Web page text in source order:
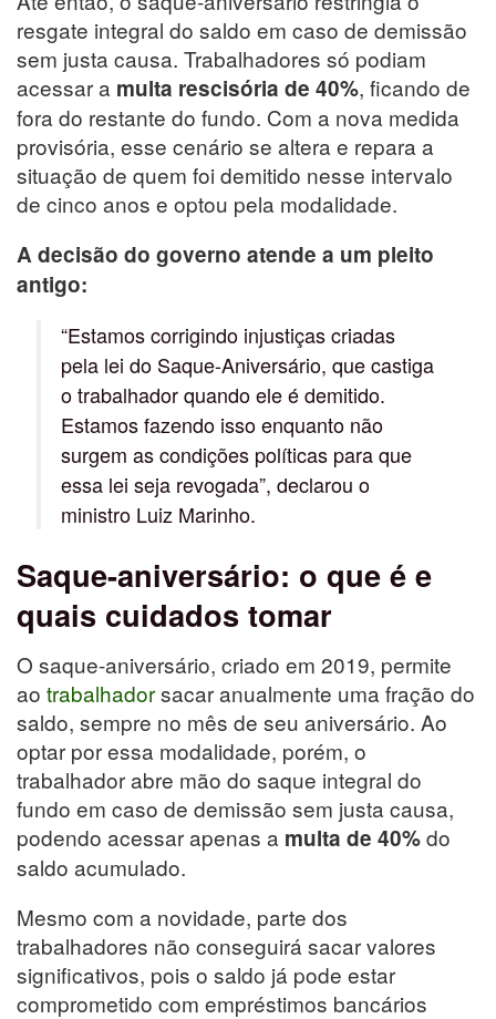
resgate integral do saldo em caso de demissão
sem justa causa. Trabalhadores só podiam
acessar a multa rescisória de 40%, ficando de
fora do restante do fundo. Com a nova medida
provisória, esse cenário se altera e repara a
situação de quem foi demitido nesse intervalo
de cinco anos e optou pela modalidade.
A decisão do governo atende a um pleito
antigo:
“Estamos corrigindo injustiças criadas
pela lei do Saque-Aniversário, que castiga
o trabalhador quando ele é demitido.
Estamos fazendo isso enquanto não
surgem as condições políticas para que
essa lei seja revogada”, declarou o
ministro Luiz Marinho.
Saque-aniversário: o que é e
quais cuidados tomar
O saque-aniversário, criado em 2019, permite
ao trabalhadorsacar anualmente uma fração do
saldo, sempre no mês de seu aniversário. Ao
optar por essa modalidade, porém, o
trabalhador abre mão do saque integral do
fundo em caso de demissão sem justa causa,
podendo acessar apenas a multa de 40%do
saldo acumulado.
Mesmo com a novidade, parte dos
trabalhadores não conseguirá sacar valores
significativos, pois o saldo já pode estar
comprometido com empréstimos bancários